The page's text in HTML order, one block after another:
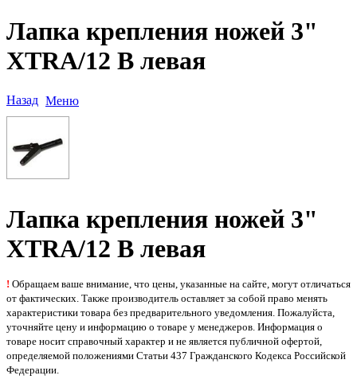
Лапка крепления ножей 3"
XTRA/12 В левая
Назад Меню
Лапка крепления ножей 3"
XTRA/12 В левая
! Обращаем ваше внимание, что цены, указанные на сайте, могут отличаться
от фактических. Также производитель оставляет за собой право менять
характеристики товара без предварительного уведомления. Пожалуйста,
уточняйте цену и информацию о товаре у менеджеров. Информация о
товаре носит справочный характер и не является публичной офертой,
определяемой положениями Статьи 437 Гражданского Кодекса Российской
Федерации.